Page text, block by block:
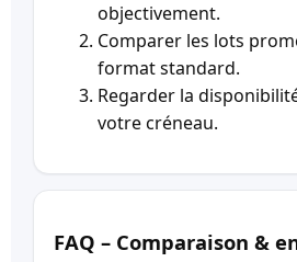
objectivement.
Comparer les lots
format standard.
Regarder la
votre créneau.
FAQ – Comparaison &